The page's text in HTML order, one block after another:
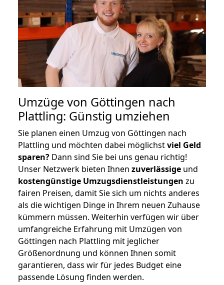
Umzüge von Göttingen nach
Plattling: Günstig umziehen
Sie planen einen Umzug von Göttingen nach
Plattling und möchten dabei möglichstviel Geld
sparen? Dann sind Sie bei uns genau richtig!
Unser Netzwerk bieten Ihnen zuverlässige und
kostengünstige Umzugsdienstleistungen zu
fairen Preisen, damit Sie sich um nichts anderes
als die wichtigen Dinge in Ihrem neuen Zuhause
kümmern müssen. Weiterhin verfügen wir über
umfangreiche Erfahrung mit Umzügen von
Göttingen nach Plattling mit jeglicher
Größenordnung und können Ihnen somit
garantieren, dass wir für jedes Budget eine
passende Lösung finden werden.